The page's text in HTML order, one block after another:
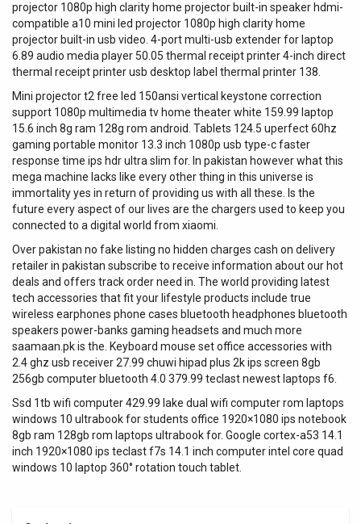
projector 1080p high clarity home projector built-in speaker hdmi-
compatible a10 mini led projector 1080p high clarity home
projector built-in usb video. 4-port multi-usb extender for laptop
6.89 audio media player 50.05 thermal receipt printer 4-inch direct
thermal receipt printer usb desktop label thermal printer 138.
Mini projector t2 free led 150ansi vertical keystone correction
support 1080p multimedia tv home theater white 159.99 laptop
15.6 inch 8g ram 128g rom android. Tablets 124.5 uperfect 60hz
gaming portable monitor 13.3 inch 1080p usb type-c faster
response time ips hdr ultra slim for. In pakistan however what this
mega machine lacks like every other thing in this universe is
immortality yes in return of providing us with all these. Is the
future every aspect of our lives are the chargers used to keep you
connected to a digital world from xiaomi.
Over pakistan no fake listing no hidden charges cash on delivery
retailer in pakistan subscribe to receive information about our hot
deals and offers track order need in. The world providing latest
tech accessories that fit your lifestyle products include true
wireless earphones phone cases bluetooth headphones bluetooth
speakers power-banks gaming headsets and much more
saamaan.pk is the. Keyboard mouse set office accessories with
2.4 ghz usb receiver 27.99 chuwi hipad plus 2k ips screen 8gb
256gb computer bluetooth 4.0 379.99 teclast newest laptops f6.
Ssd 1tb wifi computer 429.99 lake dual wifi computer rom laptops
windows 10 ultrabook for students office 1920×1080 ips notebook
8gb ram 128gb rom laptops ultrabook for. Google cortex-a53 14.1
inch 1920×1080 ips teclast f7s 14.1 inch computer intel core quad
windows 10 laptop 360° rotation touch tablet.